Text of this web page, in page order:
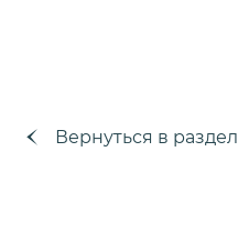
Вернуться в раздел